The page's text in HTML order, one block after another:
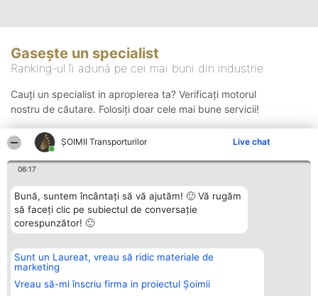
ȘOIMII Transporturilor Live chat
06:17
Bună, suntem încântați să vă ajutăm! 🙂 Vă rugăm
să faceți clic pe subiectul de conversație
corespunzător! 🙂
Sunt un Laureat, vreau să ridic materiale de
marketing
Vreau să-mi înscriu firma in proiectul Șoimii
Gasește un specialist
Ranking-ul îi adună pe cei mai buni din industrie
Cauți un specialist in apropierea ta? Verificați motorul
nostru de căutare. Folosiți doar cele mai bune servicii!
Organizator Ranking
BRIGHT SOLUTIONS BR SRL
Aleea Timisul De Sus 2 Bl. A30
Sc. A Et. 4 Ap. 13 Cod 061952
Plebiscyt
Lista Tuturor
Laureaților
Contact